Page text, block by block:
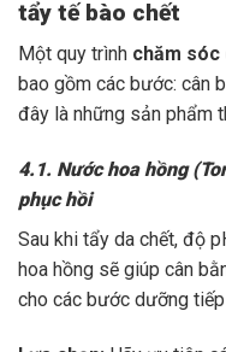
tẩy tế bào chết
Một quy trình chăm sóc
bao gồm các bước: cân
đây là những sản phẩm
4.1. Nước hoa hồng
phục hồi
Sau khi tẩy da chết, độ
hoa hồng sẽ giúp cân
cho các bước dưỡng